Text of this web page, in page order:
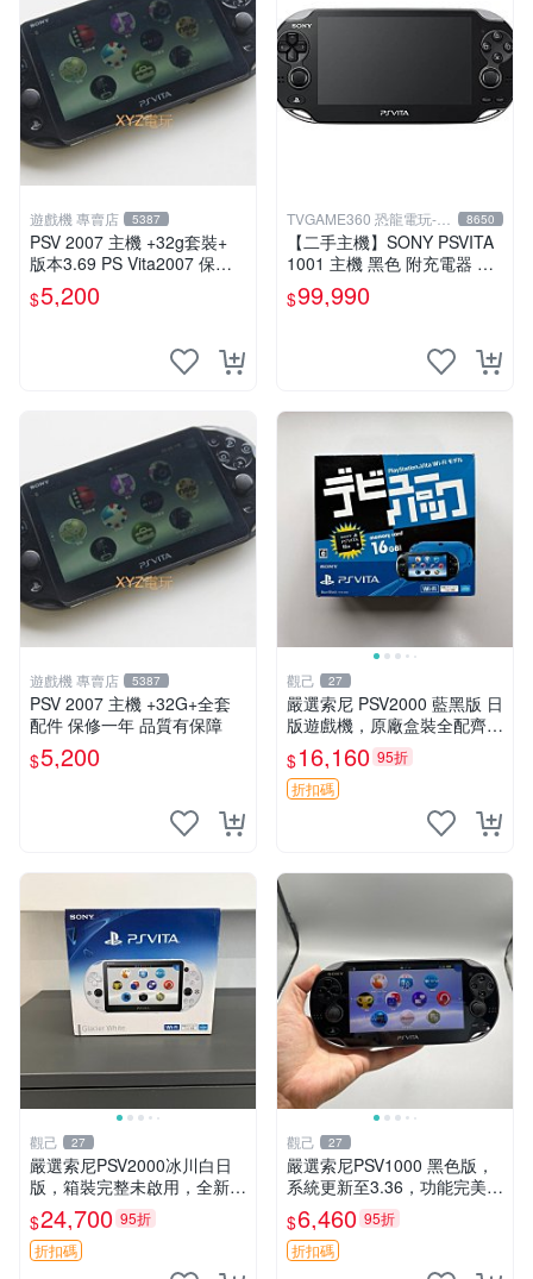
遊戲機 專賣店 5387
PSV 2007 主機 +32g套裝+
版本3.69 PS Vita2007 保修
一年 8成新
$5,200
TVGAME360 恐龍電玩-台
中店
8650
【二手主機】SONY PSVITA
1001 主機 黑色 附充電器 US
B傳輸線 PS VITA PSV【台中
恐龍電玩】
$99,990
遊戲機 專賣店 5387
PSV 2007 主機 +32G+全套
配件 保修一年 品質有保障
$5,200
觀己 27
嚴選索尼 PSV2000 藍黑版 日
版遊戲機，原廠盒裝全配齊，
近乎全新狀態，中古精品值得
收藏 PSV2000 日版 游戲機
紅包裝
$16,160 95折
折扣碼
觀己 27
嚴選索尼PSV2000冰川白日
版，箱裝完整未啟用，全新如
初體驗電子新品推薦遊戲掌機
嚴選收藏 psv2000 日版 新三
色冰川 白 新品 掌上遊戲機
$24,700 95折
折扣碼
觀己 27
嚴選索尼PSV1000 黑色版，
系統更新至3.36，功能完美屏
幕清晰，附贈原裝充電線。全
新未拆封，內存卡另售。 PS
V1000 PSV 紅包版
$6,460 95折
折扣碼